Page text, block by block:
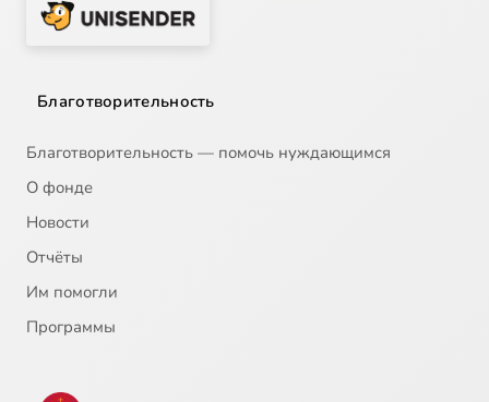
Благотворительность
Благотворительность — помочь нуждающимся
О фонде
Новости
Отчёты
Им помогли
Программы